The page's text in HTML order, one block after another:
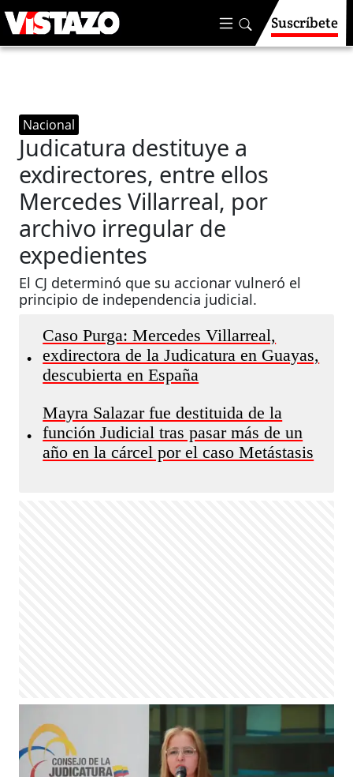
Suscríbete
Nacional
Judicatura destituye a
exdirectores, entre ellos
Mercedes Villarreal, por
archivo irregular de
expedientes
El CJ determinó que su accionar vulneró el
principio de independencia judicial.
•
Caso Purga: Mercedes Villarreal,
exdirectora de la Judicatura en Guayas,
descubierta en España
•
Mayra Salazar fue destituida de la
función Judicial tras pasar más de un
año en la cárcel por el caso Metástasis